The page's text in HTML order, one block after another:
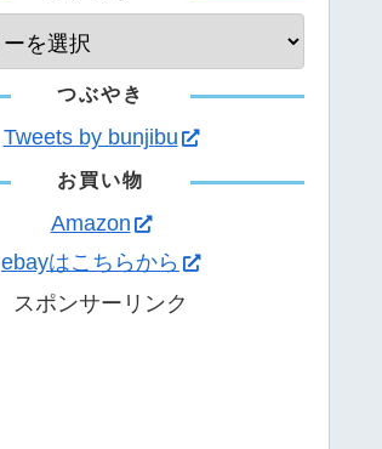
つぶやき
Tweets by bunjibu
お買い物
Amazon
ebayはこちらから
スポンサーリンク